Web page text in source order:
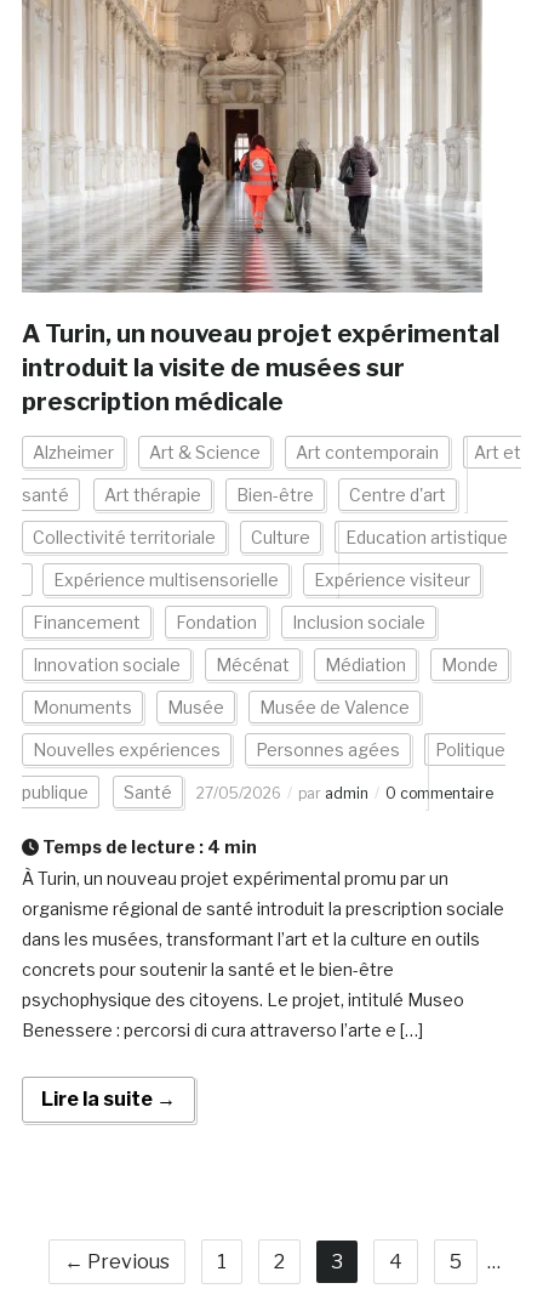
A Turin, un nouveau projet expérimental
introduit la visite de musées sur
prescription médicale
Alzheimer Art & Science Art contemporain Art et
santé Art thérapie Bien-être Centre d'art
Collectivité territoriale Culture Education artistique
Expérience multisensorielle Expérience visiteur
Financement Fondation Inclusion sociale
Innovation sociale Mécénat Médiation Monde
Monuments Musée Musée de Valence
Nouvelles expériences Personnes agées Politique
publique Santé 27/05/2026 par admin 0 commentaire
Temps de lecture : 4 min
À Turin, un nouveau projet expérimental promu par un
organisme régional de santé introduit la prescription sociale
dans les musées, transformant l’art et la culture en outils
concrets pour soutenir la santé et le bien-être
psychophysique des citoyens. Le projet, intitulé Museo
Benessere : percorsi di cura attraverso l’arte e […]
Lire la suite →
← Previous 1 2 3 4 5 …